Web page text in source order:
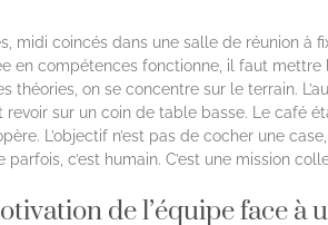
midi coincés dans une salle de réunion à
en compétences fonctionne, il faut
théories, on se concentre sur le terrain.
revoir sur un coin de table basse. Le café
L’objectif n’est pas de cocher une
c’est humain. C’est une mission
de l’équipe face à